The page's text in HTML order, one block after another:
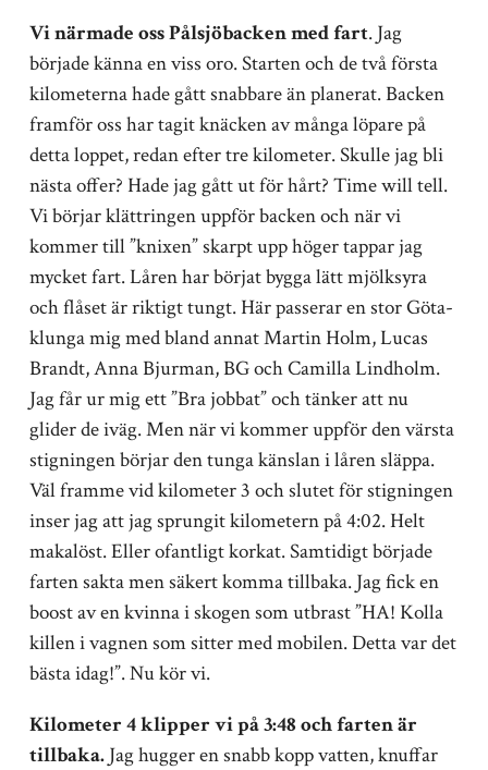
Vi närmade oss Pålsjöbacken med fart. Jag
började känna en viss oro. Starten och de två första
kilometerna hade gått snabbare än planerat. Backen
framför oss har tagit knäcken av många löpare på
detta loppet, redan efter tre kilometer. Skulle jag bli
nästa offer? Hade jag gått ut för hårt? Time will tell.
Vi börjar klättringen uppför backen och när vi
kommer till ”knixen” skarpt upp höger tappar jag
mycket fart. Låren har börjat bygga lätt mjölksyra
och flåset är riktigt tungt. Här passerar en stor Göta-
klunga mig med bland annat Martin Holm, Lucas
Brandt, Anna Bjurman, BG och Camilla Lindholm.
Jag får ur mig ett ”Bra jobbat” och tänker att nu
glider de iväg. Men när vi kommer uppför den värsta
stigningen börjar den tunga känslan i låren släppa.
Väl framme vid kilometer 3 och slutet för stigningen
inser jag att jag sprungit kilometern på 4:02. Helt
makalöst. Eller ofantligt korkat. Samtidigt började
farten sakta men säkert komma tillbaka. Jag fick en
boost av en kvinna i skogen som utbrast ”HA! Kolla
killen i vagnen som sitter med mobilen. Detta var det
bästa idag!”. Nu kör vi.
Kilometer 4 klipper vi på 3:48 och farten är
tillbaka.Jag hugger en snabb kopp vatten, knuffar